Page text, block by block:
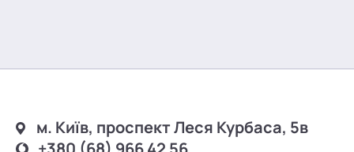
м. Київ, проспект Леся Курбаса, 5в